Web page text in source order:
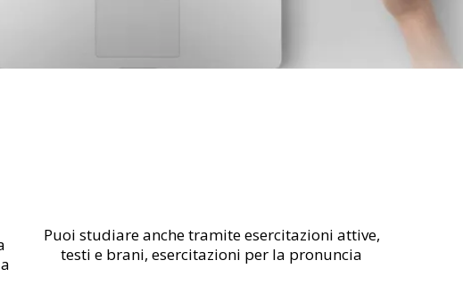
Puoi studiare anche tramite esercitazioni attive,
testi e brani, esercitazioni per la pronuncia